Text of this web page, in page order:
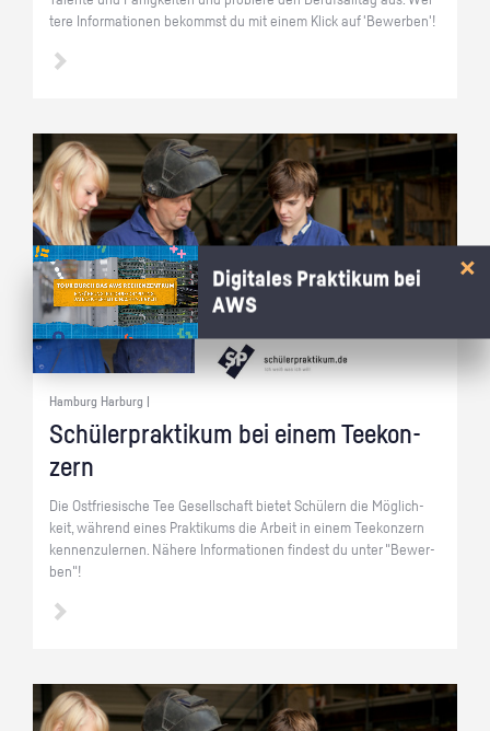
te­re In­for­ma­tio­nen be­kommst du mit einem Klick auf 'Be­wer­ben'!
Hamburg Harburg |
Schü­ler­prak­ti­kum bei einem Tee­kon­
zern
Die Ost­frie­si­sche Tee Ge­sell­schaft bie­tet Schü­lern die Mög­lich­
keit, wäh­rend eines Prak­ti­kums die Ar­beit in einem Tee­kon­zern
ken­nen­zu­ler­nen. Nä­he­re In­for­ma­tio­nen fin­dest du unter "Be­wer­
ben"!
Digitales Praktikum bei
AWS